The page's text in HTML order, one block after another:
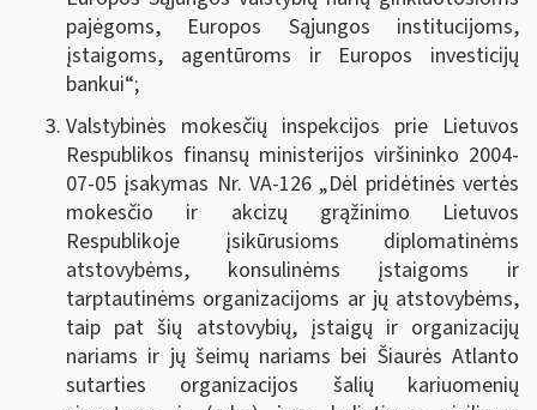
pajėgoms, Europos Sąjungos institucijoms,
įstaigoms, agentūroms ir Europos investicijų
bankui“;
Valstybinės mokesčių inspekcijos prie Lietuvos
Respublikos finansų ministerijos viršininko 2004-
07-05 įsakymas Nr. VA-126 „Dėl pridėtinės vertės
mokesčio ir akcizų grąžinimo Lietuvos
Respublikoje įsikūrusioms diplomatinėms
atstovybėms, konsulinėms įstaigoms ir
tarptautinėms organizacijoms ar jų atstovybėms,
taip pat šių atstovybių, įstaigų ir organizacijų
nariams ir jų šeimų nariams bei Šiaurės Atlanto
sutarties organizacijos šalių kariuomenių